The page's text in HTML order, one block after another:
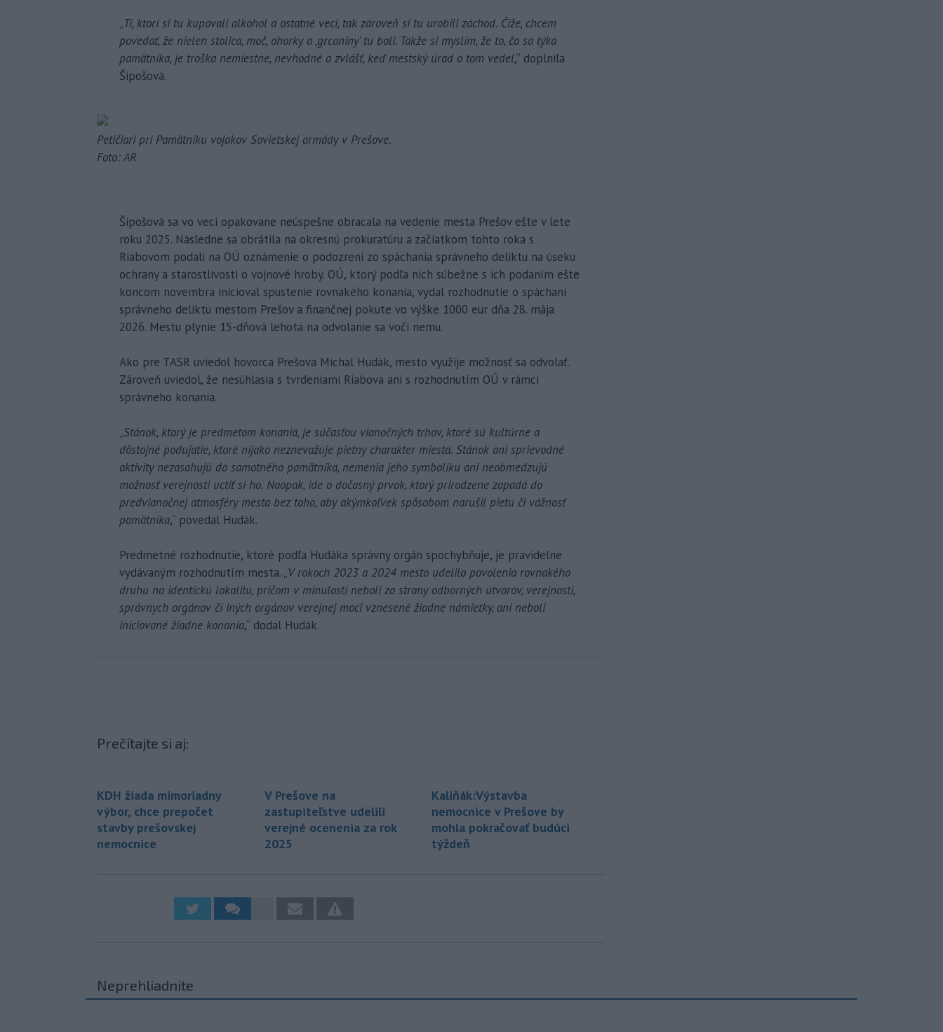
„Tí, ktorí si tu kupovali alkohol a ostatné veci, tak zároveň si tu urobili záchod. Čiže, chcem
povedať, že nielen stolica, moč, ohorky a ‚grcaniny' tu boli. Takže si myslím, že to, čo sa týka
pamätníka, je troška nemiestne, nevhodné a zvlášť, keď mestský úrad o tom vedel,“ doplnila
Šipošová.
Petičiari pri Pamätníku vojakov Sovietskej armády v Prešove.
Foto: AR
Šipošová sa vo veci opakovane neúspešne obracala na vedenie mesta Prešov ešte v lete
roku 2025. Následne sa obrátila na okresnú prokuratúru a začiatkom tohto roka s
Riabovom podali na OÚ oznámenie o podozrení zo spáchania správneho deliktu na úseku
ochrany a starostlivosti o vojnové hroby. OÚ, ktorý podľa nich súbežne s ich podaním ešte
koncom novembra inicioval spustenie rovnakého konania, vydal rozhodnutie o spáchaní
správneho deliktu mestom Prešov a finančnej pokute vo výške 1000 eur dňa 28. mája
2026. Mestu plynie 15-dňová lehota na odvolanie sa voči nemu.
Ako pre TASR uviedol hovorca Prešova Michal Hudák, mesto využije možnosť sa odvolať.
Zároveň uviedol, že nesúhlasia s tvrdeniami Riabova ani s rozhodnutím OÚ v rámci
správneho konania.
„Stánok, ktorý je predmetom konania, je súčasťou vianočných trhov, ktoré sú kultúrne a
dôstojné podujatie, ktoré nijako neznevažuje pietny charakter miesta. Stánok ani sprievodné
aktivity nezasahujú do samotného pamätníka, nemenia jeho symboliku ani neobmedzujú
možnosť verejnosti uctiť si ho. Naopak, ide o dočasný prvok, ktorý prirodzene zapadá do
predvianočnej atmosféry mesta bez toho, aby akýmkoľvek spôsobom narušil pietu či vážnosť
pamätníka,“ povedal Hudák.
Predmetné rozhodnutie, ktoré podľa Hudáka správny orgán spochybňuje, je pravidelne
vydávaným rozhodnutím mesta. „V rokoch 2023 a 2024 mesto udelilo povolenia rovnakého
druhu na identickú lokalitu, pričom v minulosti neboli zo strany odborných útvarov, verejnosti,
správnych orgánov či iných orgánov verejnej moci vznesené žiadne námietky, ani neboli
iniciované žiadne konania,“ dodal Hudák.
Prečítajte si aj:
KDH žiada mimoriadny
výbor, chce prepočet
stavby prešovskej
nemocnice
V Prešove na
zastupiteľstve udelili
verejné ocenenia za rok
2025
Kaliňák:Výstavba
nemocnice v Prešove by
mohla pokračovať budúci
týždeň
Neprehliadnite